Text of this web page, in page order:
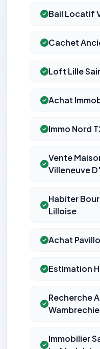
Bail Locatif
Cachet
Loft Lille
Achat
Immo Nord
Vente
Villeneuve
Habiter
Lilloise
Achat
Estimation
Recherche
Immobilier